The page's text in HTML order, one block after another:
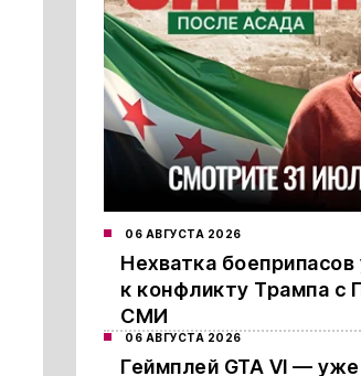
06 АВГУСТА 2026
Нехватка
к конфликту Трампа с
СМИ
06 АВГУСТА 2026
Геймплей GTA VI — уже